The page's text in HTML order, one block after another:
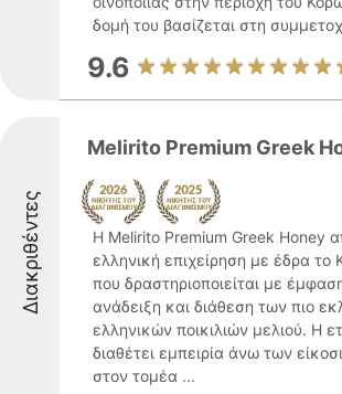
δομή του βασίζεται στη
9.6
Διακριθέντες
Melirito Premium Greek
Η Melirito Premium Greek Honey
ελληνική επιχείρηση με έδρα το
που δραστηριοποιείται με
ανάδειξη και διάθεση των πιο
ελληνικών ποικιλιών μελιού. Η
διαθέτει εμπειρία άνω των
στον τομέα ...